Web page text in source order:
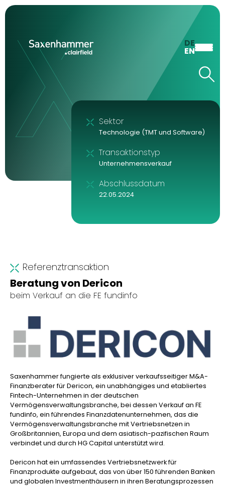
DE
EN
Referenztransaktion
Beratung von Dericon
beim Verkauf an die FE fundinfo
Saxenhammer fungierte als exklusiver verkaufsseitiger M&A-
Finanzberater für Dericon, ein unabhängiges und etabliertes
Fintech-Unternehmen in der deutschen
Vermögensverwaltungsbranche, bei dessen Verkauf an FE
fundinfo, ein führendes Finanzdatenunternehmen, das die
Vermögensverwaltungsbranche mit Vertriebsnetzen in
Großbritannien, Europa und dem asiatisch-pazifischen Raum
verbindet und durch HG Capital unterstützt wird.
Dericon hat ein umfassendes Vertriebsnetzwerk für
Finanzprodukte aufgebaut, das von über 150 führenden Banken
und globalen Investmenthäusern in ihren Beratungsprozessen
Sektor
Technologie (TMT und Software)
Transaktionstyp
Unternehmensverkauf
Abschlussdatum
22.05.2024